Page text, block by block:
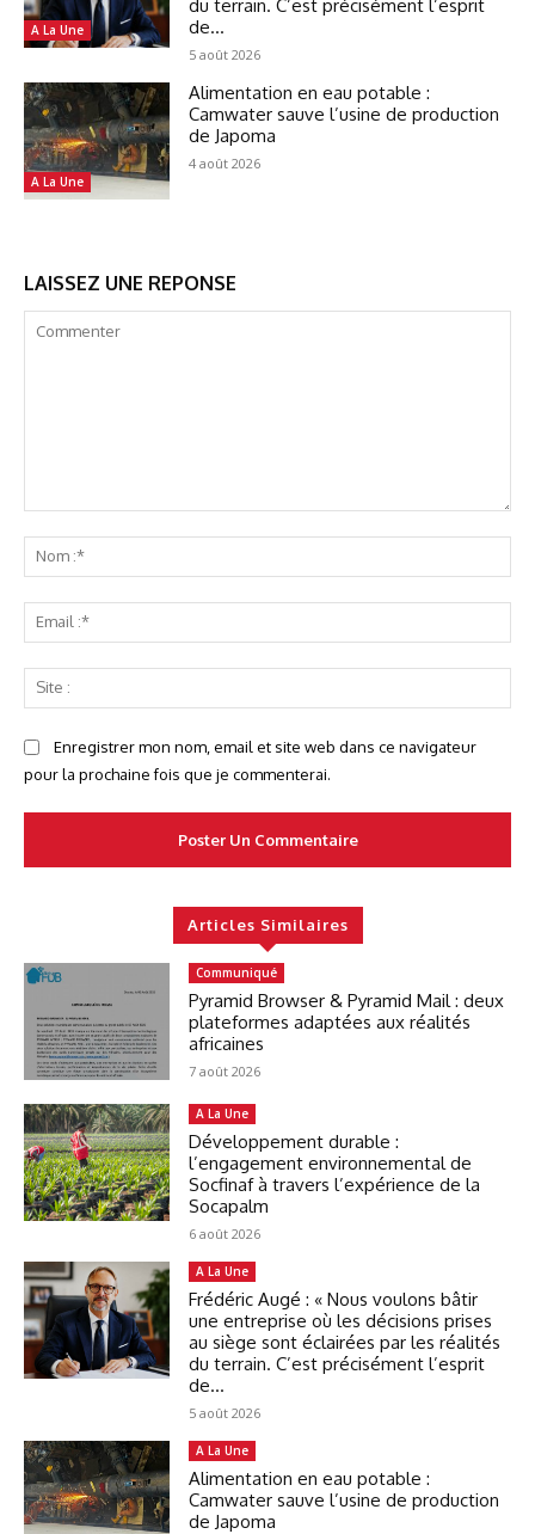
A La Une
du terrain. C’est précisément l’esprit
de...
5 août 2026
A La Une
Alimentation en eau potable :
Camwater sauve l’usine de production
de Japoma
4 août 2026
LAISSEZ UNE REPONSE
:*
:*
:
Enregistrer mon nom, email et site web dans ce navigateur
pour la prochaine fois que je commenterai.
Articles Similaires
Communiqué
Pyramid Browser & Pyramid Mail : deux
plateformes adaptées aux réalités
africaines
7 août 2026
A La Une
Développement durable :
l’engagement environnemental de
Socfinaf à travers l’expérience de la
Socapalm
6 août 2026
A La Une
Frédéric Augé : « Nous voulons bâtir
une entreprise où les décisions prises
au siège sont éclairées par les réalités
du terrain. C’est précisément l’esprit
de...
5 août 2026
A La Une
Alimentation en eau potable :
Camwater sauve l’usine de production
de Japoma